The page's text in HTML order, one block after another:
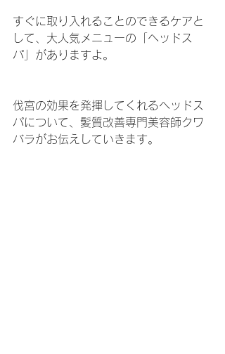
すぐに取り入れることのできるケアと
して、大人気メニューの「ヘッドス
パ」がありますよ。
伐宮の効果を発揮してくれるヘッドス
パについて、髪質改善専門美容師クワ
バラがお伝えしていきます。